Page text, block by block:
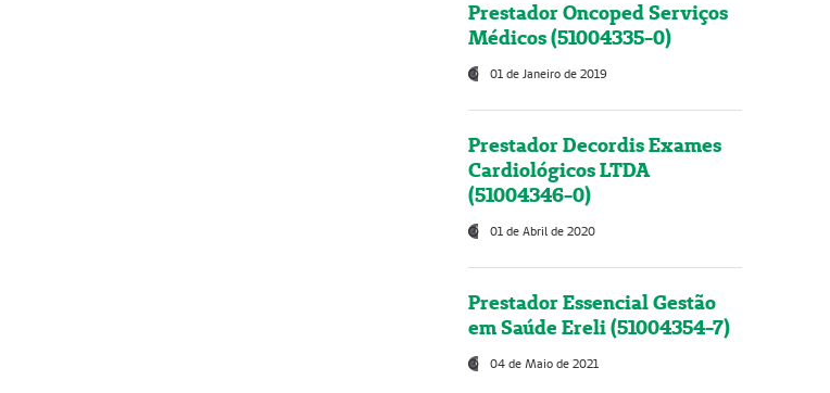
Prestador Oncoped Serviços
Médicos (51004335-0)
01 de Janeiro de 2019
Prestador Decordis Exames
Cardiológicos LTDA
(51004346-0)
01 de Abril de 2020
Prestador Essencial Gestão
em Saúde Ereli (51004354-7)
04 de Maio de 2021